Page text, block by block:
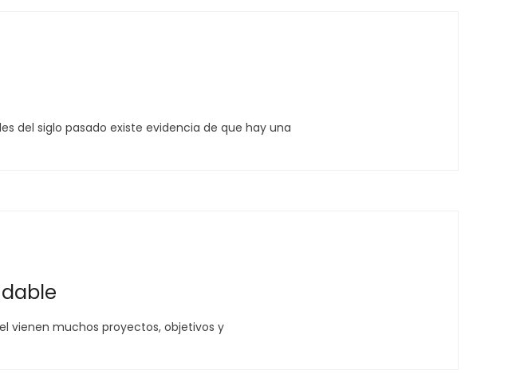
del siglo pasado existe evidencia de que hay una
vienen muchos proyectos, objetivos y